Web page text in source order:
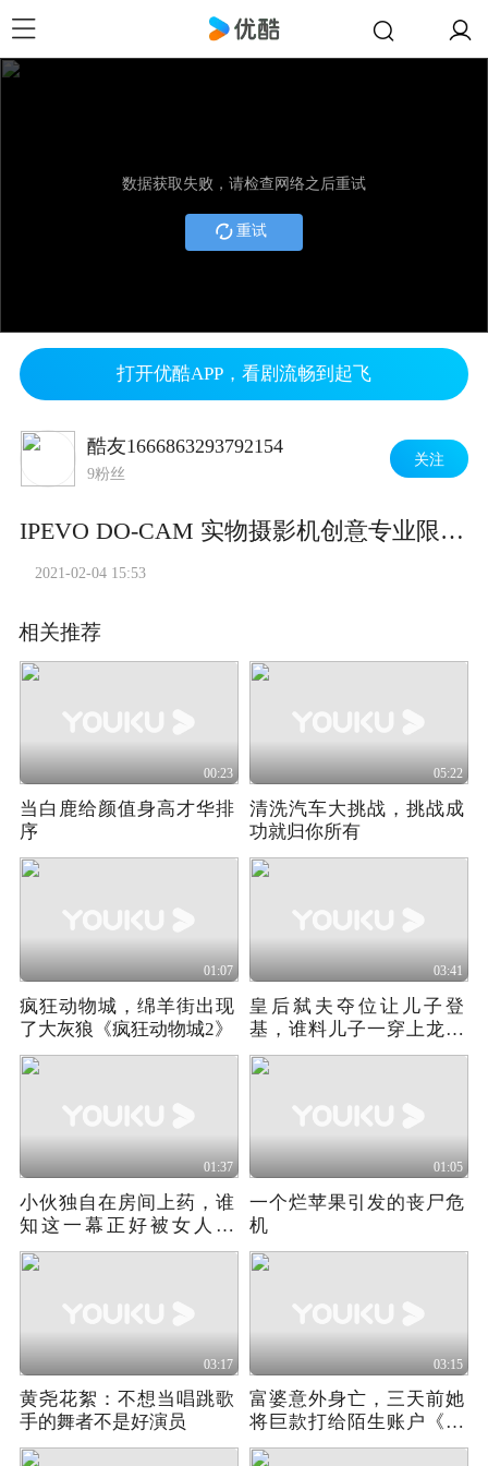
数据获取失败，请检查网络之后重试
重试
打开优酷APP，看剧流畅到起飞
酷友1666863293792154
9粉丝
关注
IPEVO DO-CAM 实物摄影机创意专业限定版：建筑摄影
2021-02-04 15:53
相关推荐
00:23
当白鹿给颜值身高才华排
序
05:22
清洗汽车大挑战，挑战成
功就归你所有
01:07
疯狂动物城，绵羊街出现
了大灰狼《疯狂动物城2》
03:41
皇后弑夫夺位让儿子登
基，谁料儿子一穿上龙袍
后，却让她笑不出来
01:37
小伙独自在房间上药，谁
知这一幕正好被女人撞
见！
01:05
一个烂苹果引发的丧尸危
机
03:17
黄尧花絮：不想当唱跳歌
手的舞者不是好演员
03:15
富婆意外身亡，三天前她
将巨款打给陌生账户《科
斯缇娜酒店》02